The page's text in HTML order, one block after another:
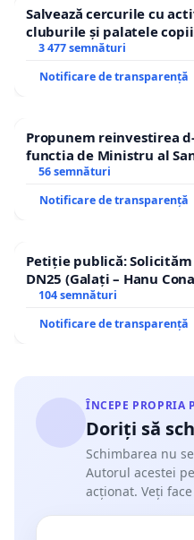
Salvează cercurile cu
cluburile și palatele
3 477 semnături
Notificare de transparență
Propunem reinvestirea
functia de Ministru al
56 semnături
Notificare de transparență
Petiție publică:
DN25 (Galați – Hanu
traseului în afara
104 semnături
Notificare de transparență
ÎNCEPE PROPRIA
Doriți să
Schimbarea nu
Autorul acestei
acționat. Veți